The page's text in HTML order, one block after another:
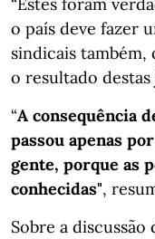
o país deve fazer
sindicais
o resultado
“A consequência
passou apenas
gente, porque as
conhecidas",
Sobre a